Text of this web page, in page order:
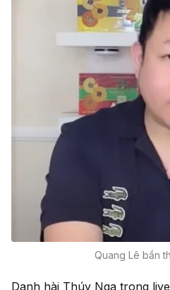
Quang Lê bần
Danh hài Thúy Nga trong